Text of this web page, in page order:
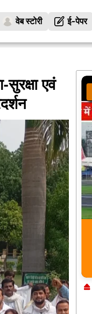
वेब स्टोरी ई-पेपर
सुरक्षा एवं